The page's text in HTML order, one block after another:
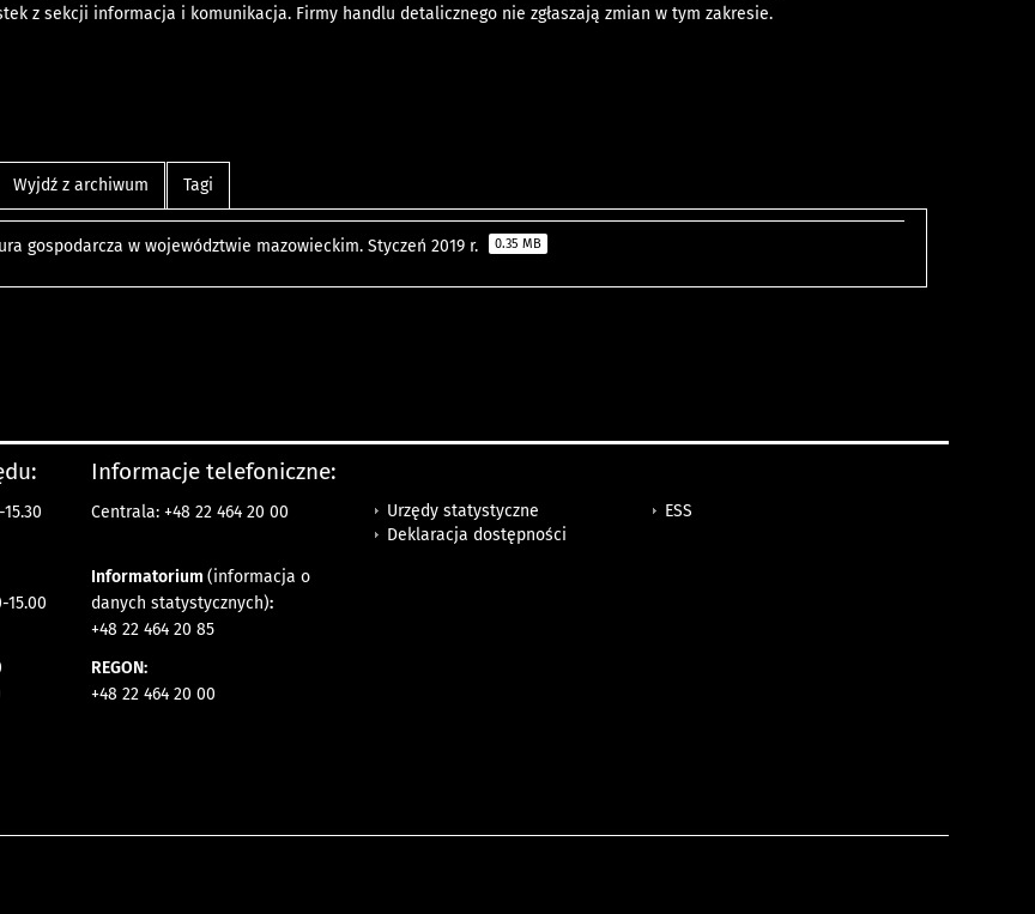
z sekcji informacja i komunikacja. Firmy handlu detalicznego nie zgłaszają zmian w tym zakresie.
Wyjdź z archiwum Tagi
gospodarcza w województwie mazowieckim. Styczeń 2019 r. 0.35 MB
15.00
Informacje telefoniczne:
Centrala: +48 22 464 20 00
Informatorium (informacja o
danych statystycznych):
+48 22 464 20 85
REGON:
+48 22 464 20 00
Urzędy statystyczne
Deklaracja dostępności
ESS